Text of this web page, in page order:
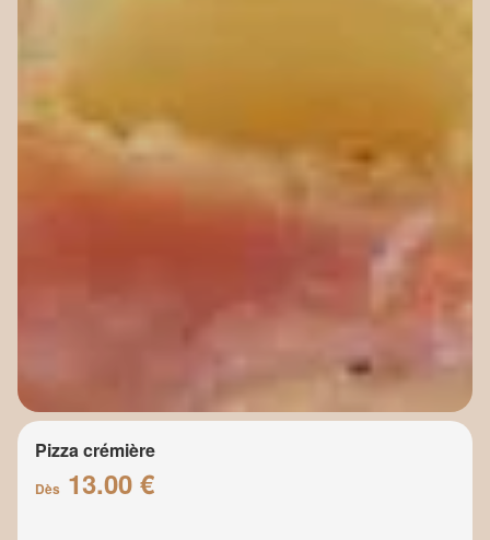
Pizza crémière
Dès 13.00 €